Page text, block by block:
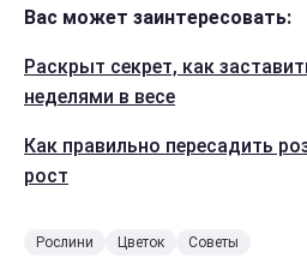
Вас может заинтересовать:
Раскрыт секрет, как
неделями в весе
Как правильно пересадить
рост
Рослини Цветок Советы